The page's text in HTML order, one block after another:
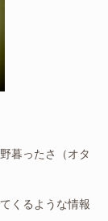
暮ったさ（オタ
くるような情報